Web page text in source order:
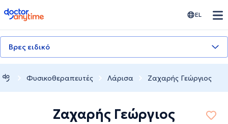
doctoranytime EL
Βρες ειδικό
Φυσικοθεραπευτές Λάρισα Ζαχαρής Γεώργιος
Ζαχαρής Γεώργιος